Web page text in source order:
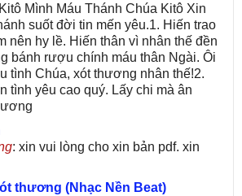
Mình Máu Thánh Chúa Kitô Xin
suốt đời tin mến yêu.1. Hiến trao
nên hy lề. Hiến thân vì nhân thế đền
bánh rượu chính máu thân Ngài. Ôi
tình Chúa, xót thương nhân thế!2.
tình yêu cao quý. Lấy chi mà ân
: xin vui lòng cho xin bản pdf. xin
thương (Nhạc Nền Beat)